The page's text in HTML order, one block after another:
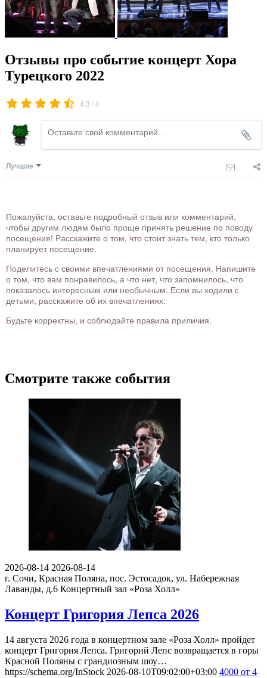
Отзывы про событие концерт Хора
Турецкого 2022
4.3 /4
Лучшие
Пожалуйста, оставьте подробный отзыв или комментарий,
чтобы другим людям было проще принять решение по поводу
посещения! Расскажите о том, что стоит знать тем, кто только
планирует посещение.
Поделитесь с своими впечатлениями от посещения. Напишите
о том, что вам понравилось, а что нет, что запомнилось, что
показалось интересным или необычным. Если вы ходили с
детьми, расскажите об их впечатлениях.
Будьте корректны, и соблюдайте правила приличия.
Смотрите также события
2026-08-14 2026-08-14
г. Сочи, Красная Поляна, пос. Эстосадок, ул. Набережная
Лаванды, д.6 Концертный зал «Роза Холл»
Концерт Григория Лепса 2026
14 августа 2026 года в концертном зале «Роза Холл» пройдет
концерт Григория Лепса. Григорий Лепс возвращается в горы
Красной Поляны с грандиозным шоу…
https://schema.org/InStock 2026-08-10T09:02:00+03:00 4000 от 4